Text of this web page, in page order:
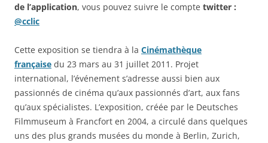
de l’application, vous pouvez suivre le compte twitter :
@cclic
Cette exposition se tiendra à la Cinémathèque
française du 23 mars au 31 juillet 2011. Projet
international, l’événement s’adresse aussi bien aux
passionnés de cinéma qu’aux passionnés d’art, aux fans
qu’aux spécialistes. L’exposition, créée par le Deutsches
Filmmuseum à Francfort en 2004, a circulé dans quelques
uns des plus grands musées du monde à Berlin, Zurich,